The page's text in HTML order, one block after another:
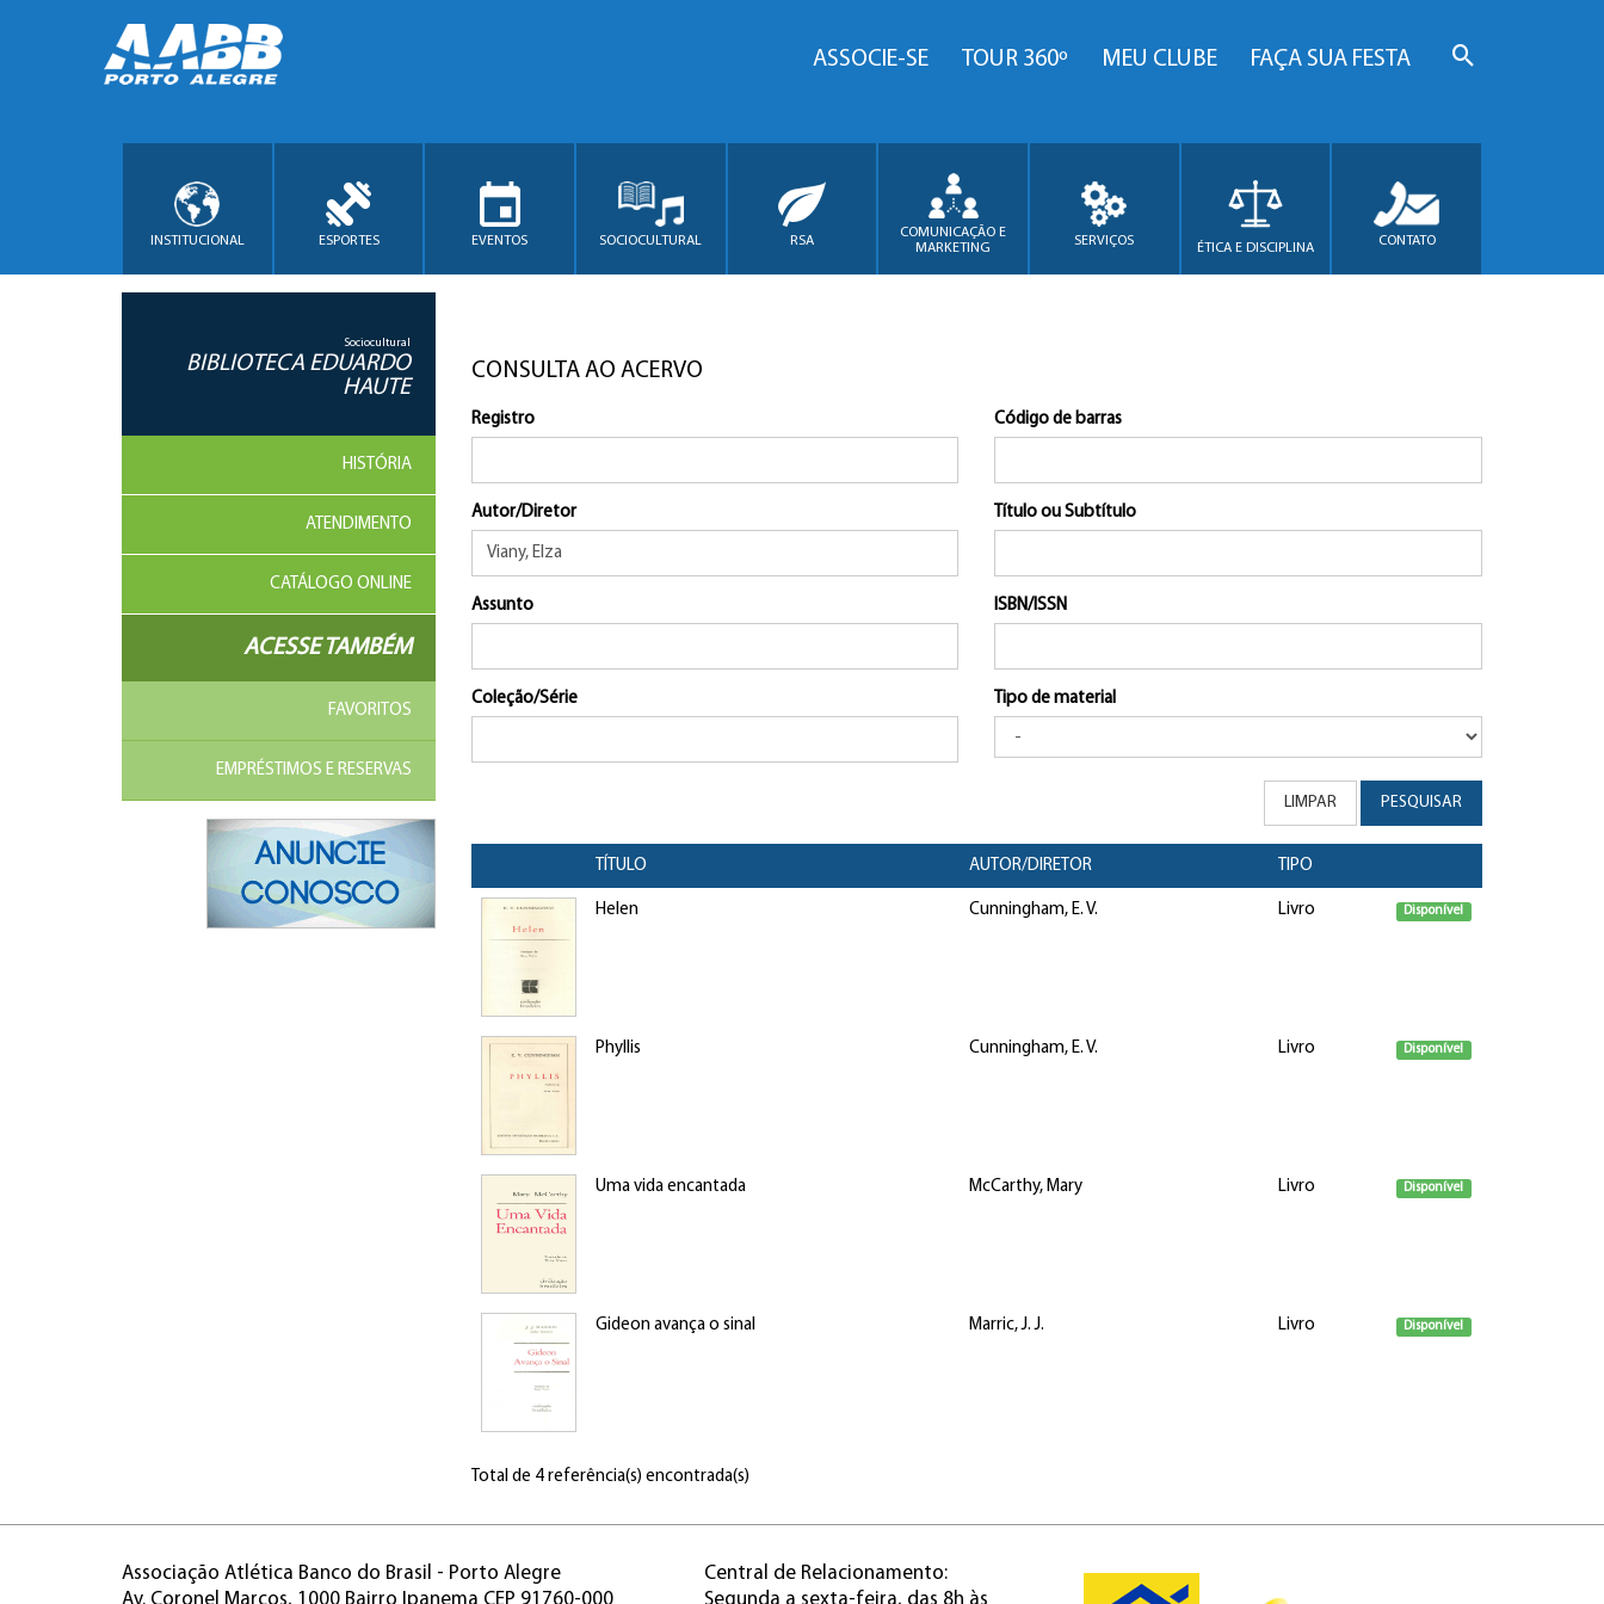
ASSOCIE-SE TOUR 360º MEU CLUBE FAÇA SUA FESTA
INSTITUCIONAL ESPORTES EVENTOS SOCIOCULTURAL RSA
COMUNICAÇÃO E
MARKETING
SERVIÇOS ÉTICA E DISCIPLINA CONTATO
Sociocultural
BIBLIOTECA EDUARDO
HAUTE
HISTÓRIA
ATENDIMENTO
CATÁLOGO ONLINE
ACESSE TAMBÉM
FAVORITOS
EMPRÉSTIMOS E RESERVAS
CONSULTA AO ACERVO
Registro Código de barras
Autor/Diretor Título ou Subtítulo
Assunto ISBN/ISSN
Coleção/Série Tipo de material
LIMPAR PESQUISAR
TÍTULO AUTOR/DIRETOR TIPO
Helen Cunningham, E. V. Livro Disponível
Phyllis Cunningham, E. V. Livro Disponível
Uma vida encantada McCarthy, Mary Livro Disponível
Gideon avança o sinal Marric, J. J. Livro Disponível
Total de 4 referência(s) encontrada(s)
Associação Atlética Banco do Brasil - Porto Alegre
Av. Coronel Marcos, 1000 Bairro Ipanema CEP 91760-000
Central de Relacionamento:
Segunda a sexta-feira, das 8h às